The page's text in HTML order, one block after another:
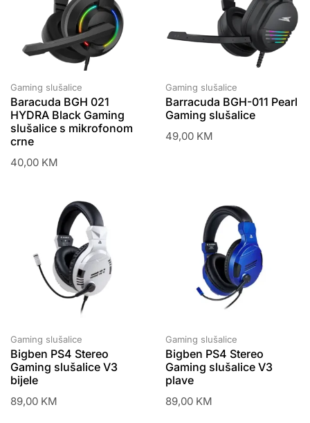
Gaming slušalice
Baracuda BGH 021
HYDRA Black Gaming
slušalice s mikrofonom
crne
40,00 KM
Gaming slušalice
Barracuda BGH-011 Pearl
Gaming slušalice
49,00 KM
Gaming slušalice
Bigben PS4 Stereo
Gaming slušalice V3
bijele
89,00 KM
Gaming slušalice
Bigben PS4 Stereo
Gaming slušalice V3
plave
89,00 KM